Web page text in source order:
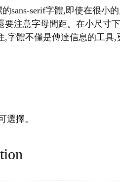
sans-serif字體,即使在很
要注意字母間距。在小尺寸
,字體不僅是傳達信息的工
選擇。